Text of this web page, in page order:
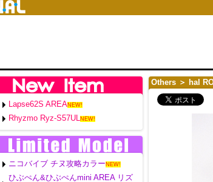
Others ＞ hal
Lapse62S AREANEW!
Rhyzmo Ryz-S57ULNEW!
ニコバイブ チヌ攻略カラー NEW!
ひぶぺん&ひぶぺんmini AREA リズ